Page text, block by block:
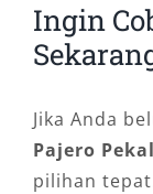
Ingin
Jika Anda
Pajero
pilihan